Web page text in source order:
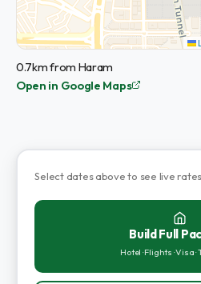
0.7km from Haram
Open in Google Maps
Select dates above to see live rates
Build Full
Hotel · Flights · Visa